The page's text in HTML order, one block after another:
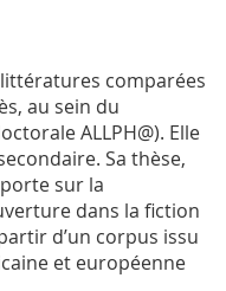
comparées
au sein du
ALLPH@). Elle
Sa thèse,
sur la
dans la fiction
d’un corpus issu
et européenne